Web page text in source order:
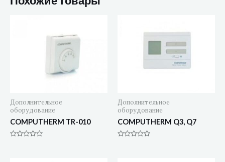
Дополнительное
оборудование
COMPUTHERM TR-010
Дополнительное
оборудование
COMPUTHERM Q3, Q7